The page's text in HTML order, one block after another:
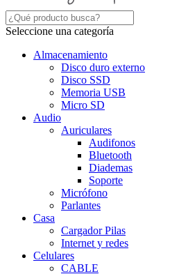
Seleccione una categoría
Almacenamiento
Disco duro externo
Disco SSD
Memoria USB
Micro SD
Audio
Auriculares
Audifonos
Bluetooth
Diademas
Soporte
Micrófono
Parlantes
Casa
Cargador Pilas
Internet y redes
Celulares
CABLE